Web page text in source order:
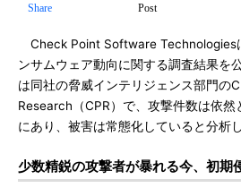
Share Post
Check Point Software Technologies
ンサムウェア動向に関する調査結果を
は同社の脅威インテリジェンス部門の
Research（CPR）で、攻撃件数は依然
にあり、被害は常態化していると分析
少数精鋭の攻撃者が暴れる今、初期